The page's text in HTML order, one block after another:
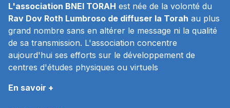
L'association BNEI TORAH est née de la volonté du
Rav Dov Roth Lumbroso de diffuser la Torah au plus
grand nombre sans en altérer le message ni la qualité
de sa transmission. L'association concentre
aujourd'hui ses efforts sur le développement de
centres d'études physiques ou virtuels
En savoir +